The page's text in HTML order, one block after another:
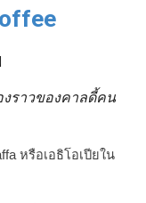
งราวของคาลดี้คน
หรือเอธิโอเปียใน